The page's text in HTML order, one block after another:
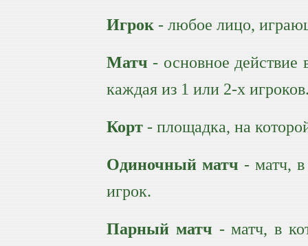
Игрок - любое лицо,
Матч - основное
каждая из 1 или 2-х
Корт - площадка, на
Одиночный матч - матч, в
игрок.
Парный матч - матч, в